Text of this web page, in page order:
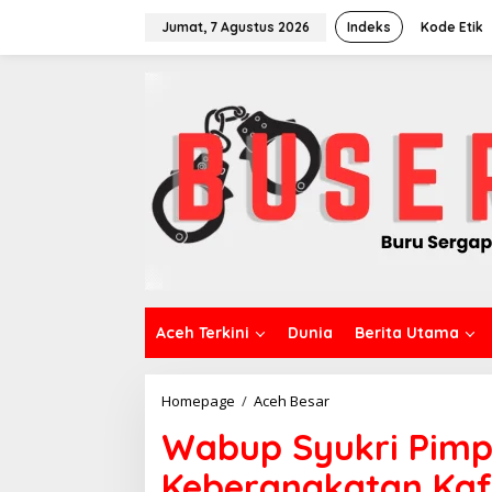
Jumat, 7 Agustus 2026 Indeks Kode Etik
Aceh Terkini Dunia Berita Utama
Homepage / Aceh Besar
b
u
p
Wabup Syukri